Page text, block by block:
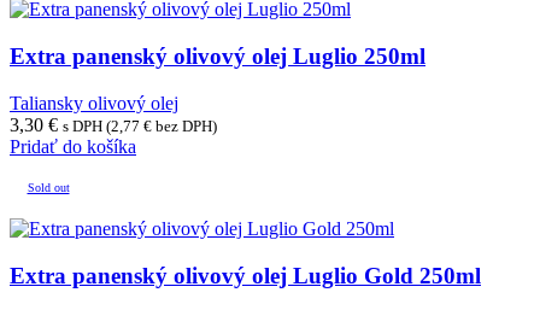
Extra panenský olivový olej Luglio 250ml
Taliansky olivový olej
3,30 € s DPH (2,77 € bez DPH)
Pridať do košíka
Sold out
Extra panenský olivový olej Luglio Gold 250ml